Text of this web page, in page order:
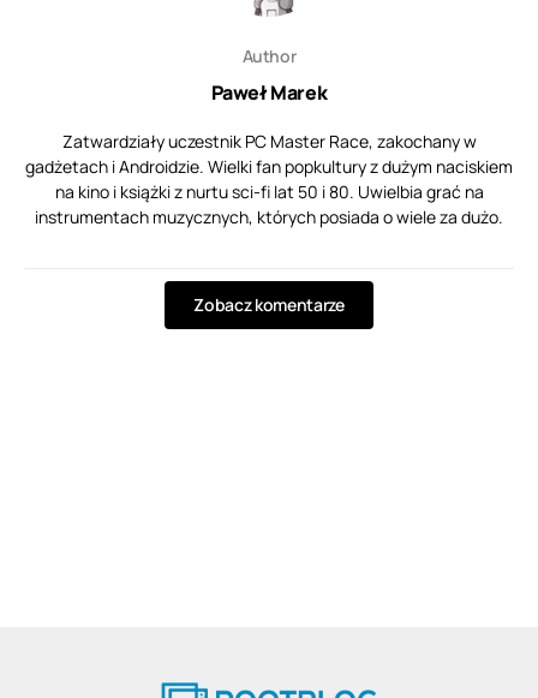
Author
Paweł Marek
Zatwardziały uczestnik PC Master Race, zakochany w
gadżetach i Androidzie. Wielki fan popkultury z dużym naciskiem
na kino i książki z nurtu sci-fi lat 50 i 80. Uwielbia grać na
instrumentach muzycznych, których posiada o wiele za dużo.
Zobacz komentarze